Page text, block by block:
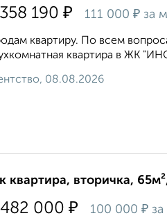
190 ₽ 111 000 ₽ за
квартиру. По всем
квартира в ЖК
08.08.2026
квартира, вторичка,
000 ₽ 100 000 ₽ за